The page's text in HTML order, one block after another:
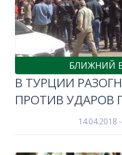
БЛИЖНИЙ
В ТУРЦИИ
ПРОТИВ УДАРОВ
14.04.2018